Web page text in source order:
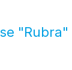
"Rubra"